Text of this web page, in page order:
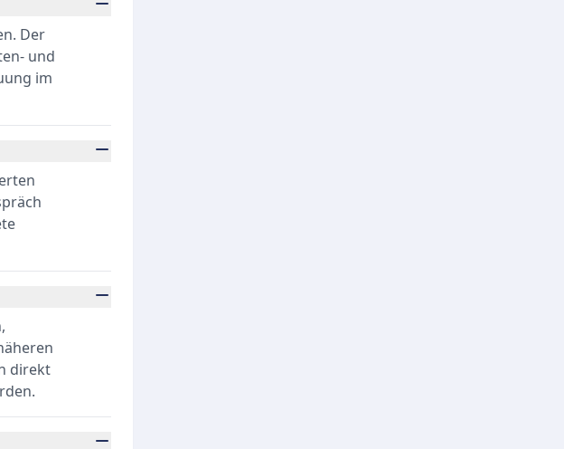
Der
und
im
direkt